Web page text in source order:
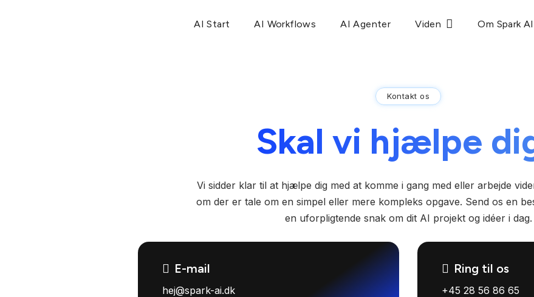
AI Start AI Workflows AI Agenter Viden Om Spark AI
Kontakt os
Skal vi hjælpe
Vi sidder klar til at hjælpe dig med at komme i gang med eller arbejde
om der er tale om en simpel eller mere kompleks opgave. Send os en
en uforpligtende snak om dit AI projekt og idéer i dag.
E-mail
hej@spark-ai.dk
Ring til os
+45 28 56 86 65